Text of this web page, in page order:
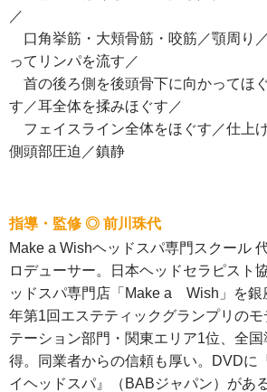
／
口角挙筋・大頬骨筋・咬筋／顎周り
ってリンパを流す／
首の後ろ側を後頭骨下に向かってほ
す／耳全体を揉みほぐす／
フェイスライン全体をほぐす／仕上
側頭部圧迫／鎮静
指導・監修 ◎ 前川珠代
Make a Wishヘッドスパ専門スクール
ロデューサー。日本ヘッドセラピスト
ッドスパ専門店「Make a Wish」を銀
年第1回エステティックグランプリの
テーション部門・関東エリア1位、全
得。同業者からの信頼も厚い。DVDに
イヘッドスパ』（BABジャパン）があ